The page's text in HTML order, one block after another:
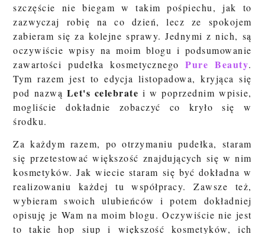
szczęście nie biegam w takim pośpiechu, jak to
zazwyczaj robię na co dzień, lecz ze spokojem
zabieram się za kolejne sprawy. Jednymi z nich, są
oczywiście wpisy na moim blogu i podsumowanie
zawartości pudełka kosmetycznegoPure Beauty.
Tym razem jest to edycja listopadowa, kryjąca się
pod nazwą Let's celebratei w poprzednim wpisie,
mogliście dokładnie zobaczyć co kryło się w
środku.
Za każdym razem, po otrzymaniu pudełka, staram
się przetestować większość znajdujących się w nim
kosmetyków. Jak wiecie staram się być dokładna w
realizowaniu każdej tu współpracy. Zawsze też,
wybieram swoich ulubieńców i potem dokładniej
opisuję je Wam na moim blogu. Oczywiście nie jest
to takie hop siup i większość kosmetyków, ich